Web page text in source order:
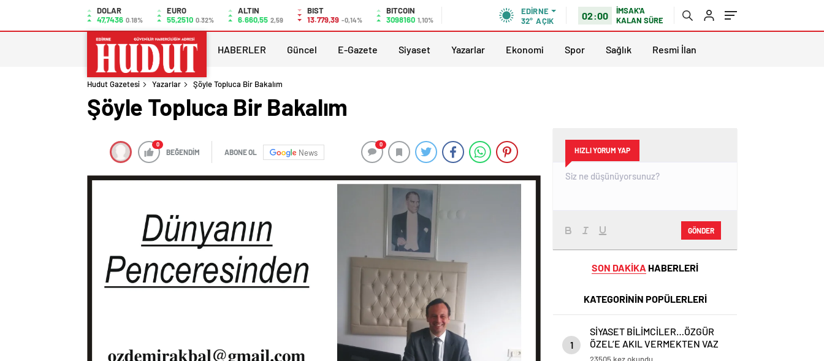
DOLAR
47,7436 0.18%
EURO
55,2510 0.32%
ALTIN
6.660,55 2,59
BIST
13.779,39 -0,14%
BITCOIN
3098160 1,10%
EDIRNE
32° AÇIK 02:00
İMSAK'A
KALAN SÜRE
HABERLER Güncel E-Gazete Siyaset Yazarlar Ekonomi Spor Sağlık Resmi İlan
Hudut Gazetesi Yazarlar Şöyle Topluca Bir Bakalım
Şöyle Topluca Bir Bakalım
0
BEĞENDİM ABONE OL News
0
HIZLI YORUM YAP
GÖNDER
SON DAKİKA HABERLERİ
KATEGORİNİN POPÜLERLERİ
1
SİYASET BİLİMCİLER…ÖZGÜR
ÖZEL’E AKIL VERMEKTEN VAZ
GEÇİN..